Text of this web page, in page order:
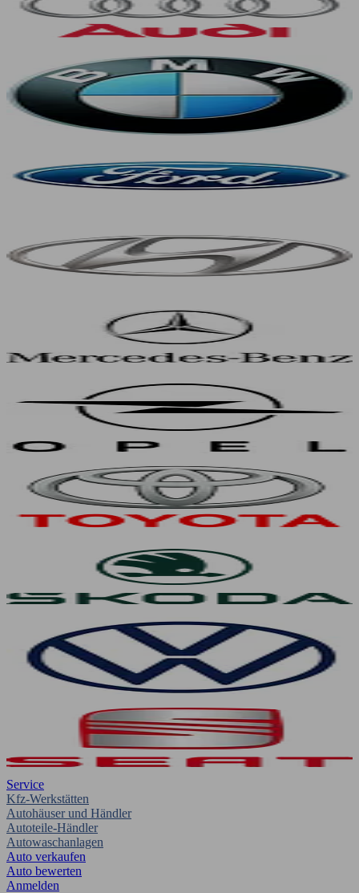
Service
Kfz-Werkstätten
Autohäuser und Händler
Autoteile-Händler
Autowaschanlagen
Auto verkaufen
Auto bewerten
Anmelden